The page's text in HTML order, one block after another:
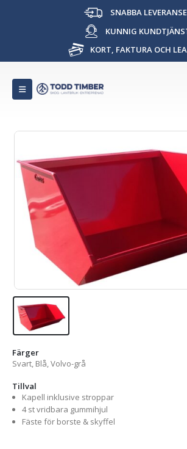
SNABBA
KUNNIG
KORT, FAKTURA OCH
Färger
Svart, Blå, Volvo-grå
Tillval
Kapell inklusive stroppar
4 st vridbara gummihjul
Fäste för borste & skyffel